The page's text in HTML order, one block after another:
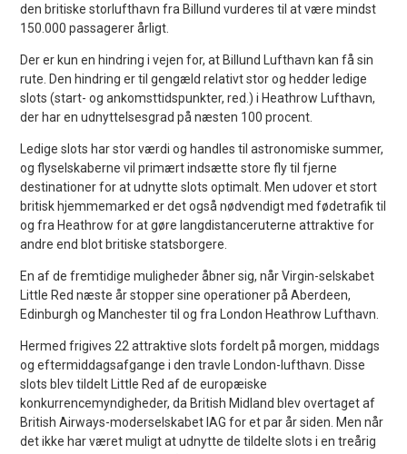
den britiske storlufthavn fra Billund vurderes til at være mindst
150.000 passagerer årligt.
Der er kun en hindring i vejen for, at Billund Lufthavn kan få sin
rute. Den hindring er til gengæld relativt stor og hedder ledige
slots (start- og ankomsttidspunkter, red.) i Heathrow Lufthavn,
der har en udnyttelsesgrad på næsten 100 procent.
Ledige slots har stor værdi og handles til astronomiske summer,
og flyselskaberne vil primært indsætte store fly til fjerne
destinationer for at udnytte slots optimalt. Men udover et stort
britisk hjemmemarked er det også nødvendigt med fødetrafik til
og fra Heathrow for at gøre langdistanceruterne attraktive for
andre end blot britiske statsborgere.
En af de fremtidige muligheder åbner sig, når Virgin-selskabet
Little Red næste år stopper sine operationer på Aberdeen,
Edinburgh og Manchester til og fra London Heathrow Lufthavn.
Hermed frigives 22 attraktive slots fordelt på morgen, middags
og eftermiddagsafgange i den travle London-lufthavn. Disse
slots blev tildelt Little Red af de europæiske
konkurrencemyndigheder, da British Midland blev overtaget af
British Airways-moderselskabet IAG for et par år siden. Men når
det ikke har været muligt at udnytte de tildelte slots i en treårig